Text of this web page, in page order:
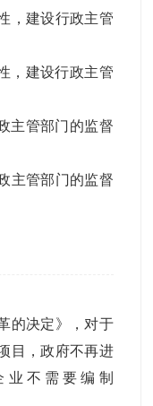
，建设行政主管
，建设行政主管
主管部门的监督
主管部门的监督
的决定》，对于
目，政府不再进
不需要编制